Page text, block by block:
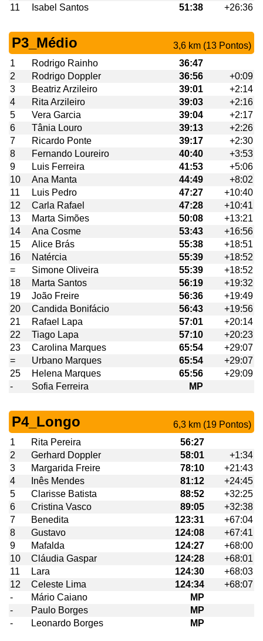
11
Isabel Santos 51:38 +26:36
P3_Médio
3,6 km (13 Pontos)
1
Rodrigo Rainho
36:47
2
Rodrigo Doppler 36:56
+0:09
3
Beatriz Arzileiro 39:01
+2:14
4
Rita Arzileiro 39:03
+2:16
5
Vera Garcia 39:04
+2:17
6
Tânia Louro 39:13
+2:26
7
Ricardo Ponte 39:17
+2:30
8
Fernando Loureiro 40:40
+3:53
9
Luis Ferreira 41:53
+5:06
10
Ana Manta 44:49
+8:02
11
Luis Pedro 47:27
+10:40
12
Carla Rafael 47:28
+10:41
13
Marta Simões 50:08
+13:21
14
Ana Cosme 53:43
+16:56
15
Alice Brás 55:38
+18:51
16
Natércia 55:39
+18:52
=
Simone Oliveira 55:39
+18:52
18
Marta Santos 56:19
+19:32
19
João Freire 56:36
+19:49
20
Candida Bonifácio 56:43
+19:56
21
Rafael Lapa 57:01
+20:14
22
Tiago Lapa 57:10
+20:23
23
Carolina Marques 65:54
+29:07
=
Urbano Marques 65:54
+29:07
25
Helena Marques 65:56
+29:09
-
Sofia Ferreira MP
P4_Longo
6,3 km (19 Pontos)
1
Rita Pereira
56:27
2
Gerhard Doppler 58:01
+1:34
3
Margarida Freire 78:10
+21:43
4
Inês Mendes 81:12
+24:45
5
Clarisse Batista 88:52
+32:25
6
Cristina Vasco 89:05
+32:38
7
Benedita 123:31
+67:04
8
Gustavo 124:08
+67:41
9
Mafalda 124:27
+68:00
10
Cláudia Gaspar 124:28
+68:01
11
Lara 124:30
+68:03
12
Celeste Lima 124:34
+68:07
-
Mário Caiano
MP
-
Paulo Borges
MP
-
Leonardo Borges MP